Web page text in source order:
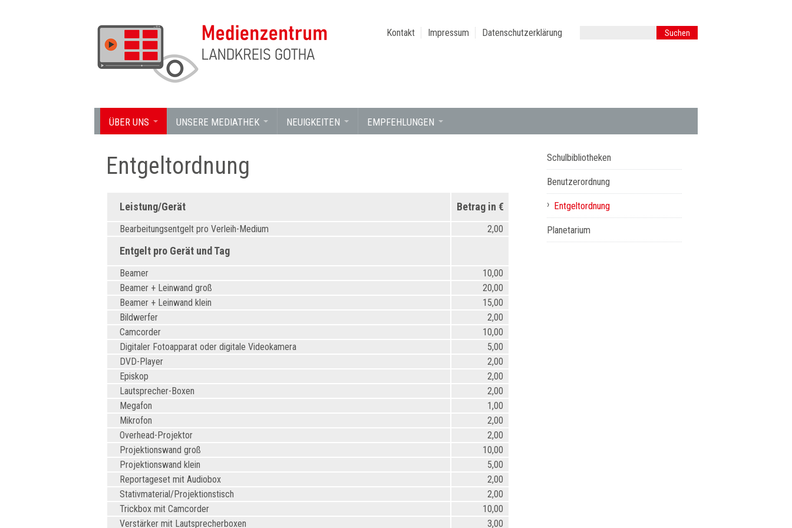
Kontakt Impressum Datenschutzerklärung
ÜBER UNS UNSERE MEDIATHEK NEUIGKEITEN EMPFEHLUNGEN
Entgeltordnung
Leistung/Gerät Betrag in €
Bearbeitungsentgelt pro Verleih-Medium 2,00
Entgelt pro Gerät und Tag
Beamer
10,00
Beamer + Leinwand groß
20,00
Beamer + Leinwand klein
15,00
Bildwerfer
2,00
Camcorder
10,00
Digitaler Fotoapparat oder digitale Videokamera
5,00
DVD-Player
2,00
Episkop
2,00
Lautsprecher-Boxen
2,00
Megafon
1,00
Mikrofon
2,00
Overhead-Projektor
2,00
Projektionswand groß
10,00
Projektionswand klein
5,00
Reportageset mit Audiobox
2,00
Stativmaterial/Projektionstisch
2,00
Trickbox mit Camcorder
10,00
Verstärker mit Lautsprecherboxen
3,00
Schulbibliotheken
Benutzerordnung
› Entgeltordnung
Planetarium